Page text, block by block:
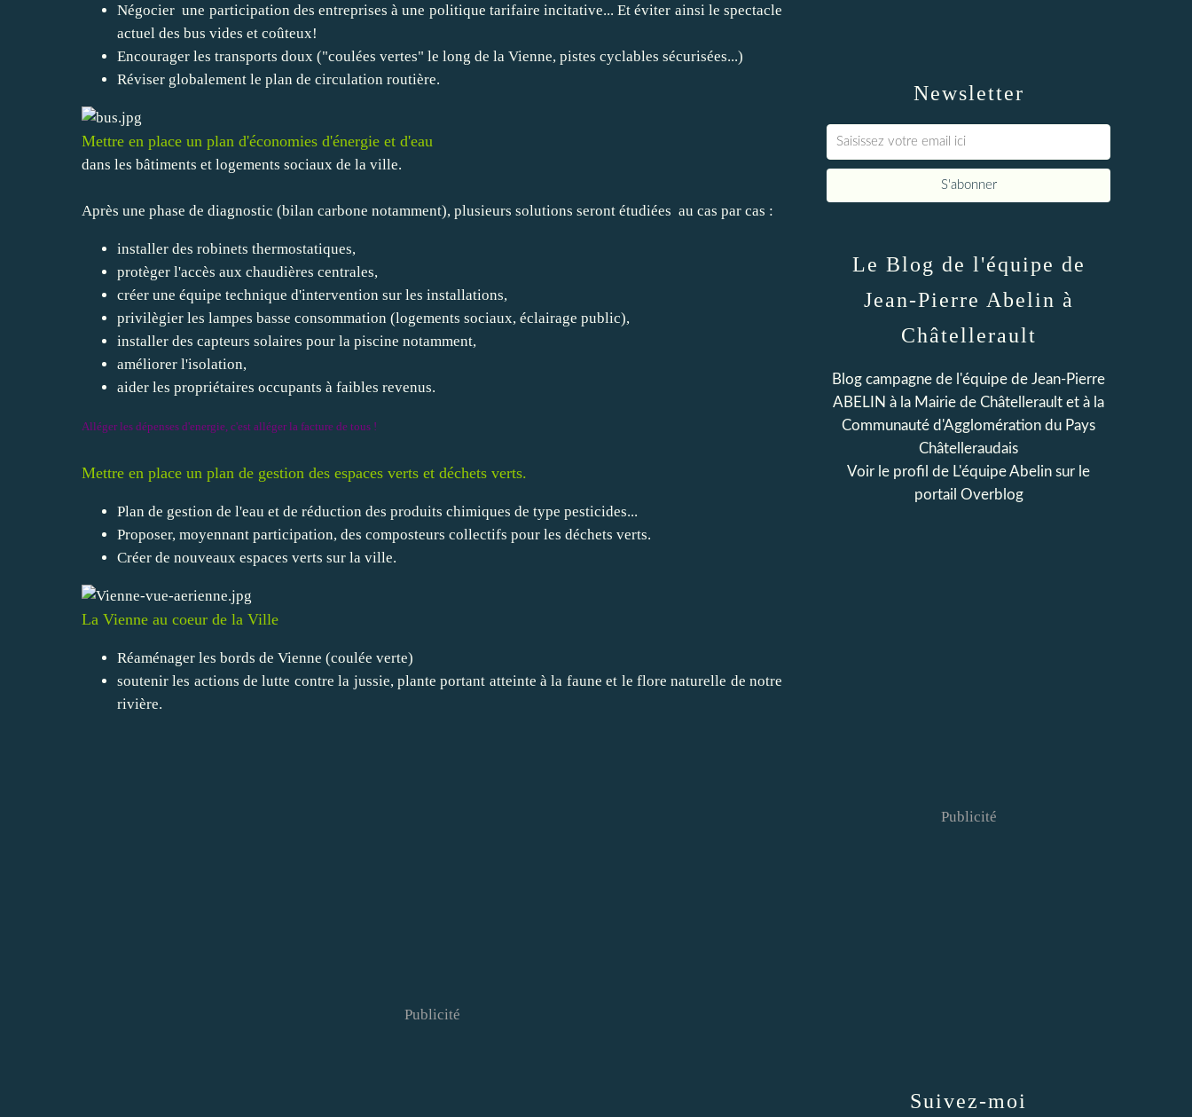
Négocier une participation des entreprises à une politique tarifaire incitative... Et éviter ainsi le spectacle
actuel des bus vides et coûteux!
Encourager les transports doux ("coulées vertes" le long de la Vienne, pistes cyclables sécurisées...)
Réviser globalement le plan de circulation routière.
Mettre en place un plan d'économies d'énergie et d'eau
dans les bâtiments et logements sociaux de la ville.
Après une phase de diagnostic (bilan carbone notamment), plusieurs solutions seront étudiées au cas par cas :
installer des robinets thermostatiques,
protèger l'accès aux chaudières centrales,
créer une équipe technique d'intervention sur les installations,
privilègier les lampes basse consommation (logements sociaux, éclairage public),
installer des capteurs solaires pour la piscine notamment,
améliorer l'isolation,
aider les propriétaires occupants à faibles revenus.
Alléger les dépenses d'energie, c'est alléger la facture de tous !
Mettre en place un plan de gestion des espaces verts et déchets verts.
Plan de gestion de l'eau et de réduction des produits chimiques de type pesticides...
Proposer, moyennant participation, des composteurs collectifs pour les déchets verts.
Créer de nouveaux espaces verts sur la ville.
La Vienne au coeur de la Ville
Réaménager les bords de Vienne (coulée verte)
soutenir les actions de lutte contre la jussie, plante portant atteinte à la faune et le flore naturelle de notre
rivière.
Publicité
Newsletter
Le Blog de l'équipe de
Jean-Pierre Abelin à
Châtellerault
Blog campagne de l'équipe de Jean-Pierre
ABELIN à la Mairie de Châtellerault et à la
Communauté d'Agglomération du Pays
Châtelleraudais
Voir le profil de L'équipe Abelin sur le
portail Overblog
Suivez-moi
Publicité